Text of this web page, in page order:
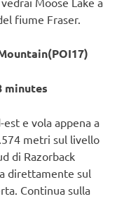
fiume Fraser.
minutes
e vola appena a
metri sul livello
di Razorback
direttamente sul
Continua sulla